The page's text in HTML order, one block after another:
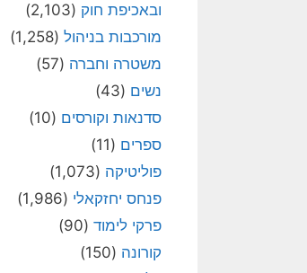
ובאכיפת חוק (2,103)
מורכבות בניהול (1,258)
משטרה וחברה (57)
נשים (43)
סדנאות וקורסים (10)
ספרים (11)
פוליטיקה (1,073)
פנחס יחזקאלי (1,986)
פרקי לימוד (90)
קורונה (150)